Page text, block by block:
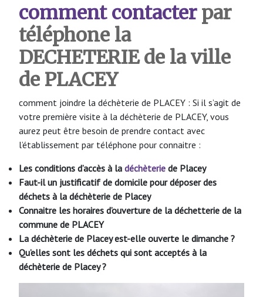
comment contacterpar
téléphone la
DECHETERIE de la ville
de PLACEY
comment joindre la déchèterie de PLACEY : Si il s’agit de
votre première visite à la déchèterie de PLACEY, vous
aurez peut être besoin de prendre contact avec
l’établissement par téléphone pour connaitre :
Les conditions d’accès à la déchèterie de Placey
Faut-il un justificatif de domicile pour déposer des
déchets à la déchèterie de Placey
Connaitre les horaires d’ouverture de la déchetterie de la
commune de PLACEY
La déchèterie de Placey est-elle ouverte le dimanche ?
Qu’elles sont les déchets qui sont acceptés à la
déchèterie de Placey ?